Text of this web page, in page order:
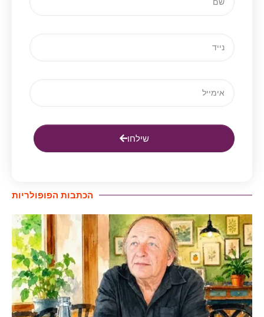
שילחו
הכתבות הפופולריות